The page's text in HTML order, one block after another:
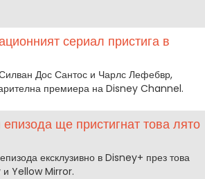
сериал пристига в
Дос Сантос и Чарлс Лефебвр,
премиера на Disney Channel.
ще пристигнат това лято
ексклузивно в Disney+ през това
Yellow Mirror.